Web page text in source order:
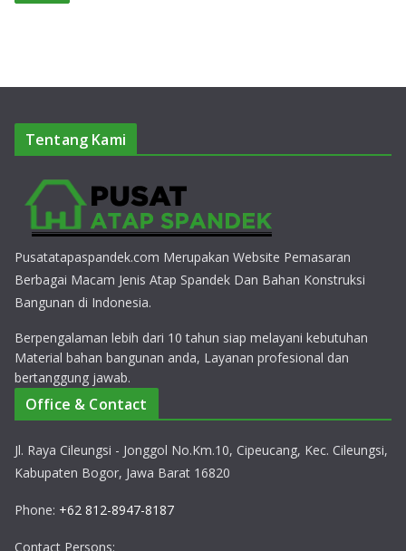
Tentang Kami
Pusatatapaspandek.com Merupakan Website Pemasaran
Berbagai Macam Jenis Atap Spandek Dan Bahan Konstruksi
Bangunan di Indonesia.
Berpengalaman lebih dari 10 tahun siap melayani kebutuhan
Material bahan bangunan anda, Layanan profesional dan
bertanggung jawab.
Office & Contact
Jl. Raya Cileungsi - Jonggol No.Km.10, Cipeucang, Kec. Cileungsi,
Kabupaten Bogor, Jawa Barat 16820
Phone: +62 812-8947-8187
Contact Persons: